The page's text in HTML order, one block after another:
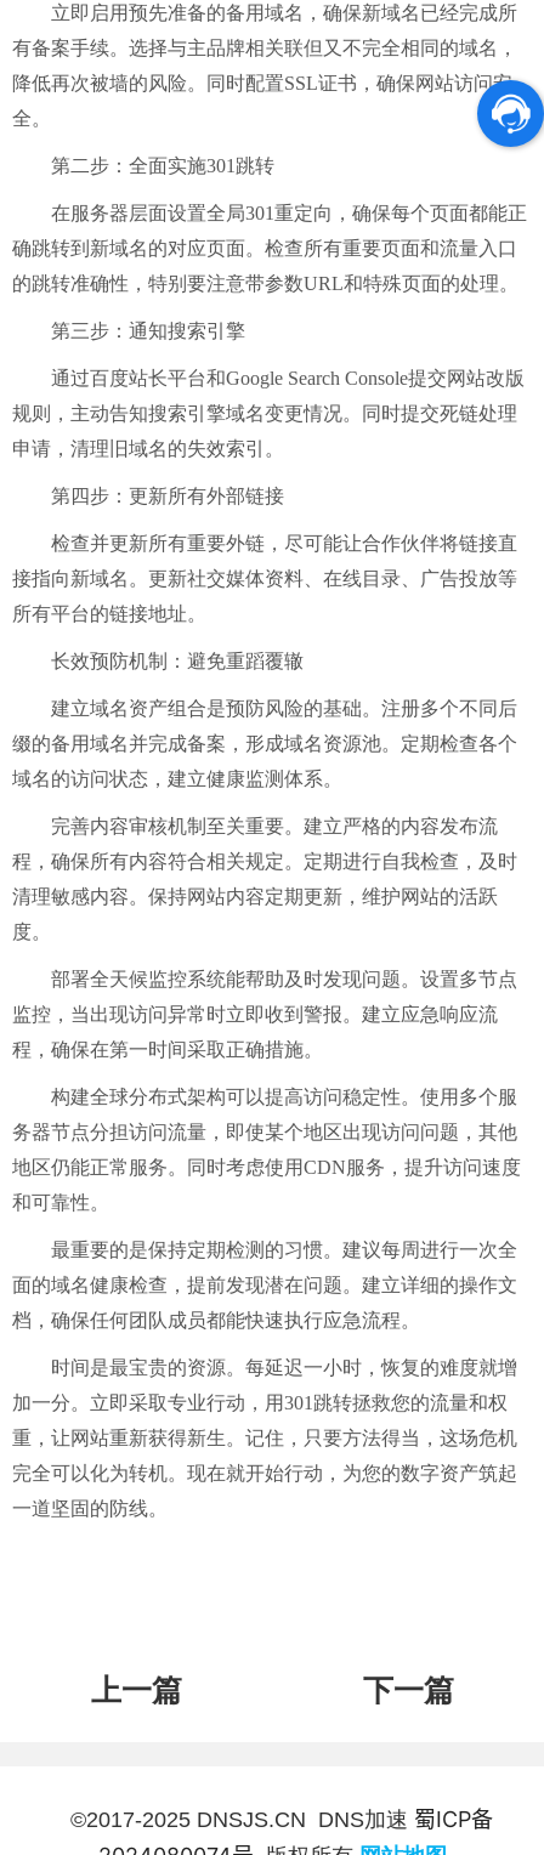
立即启用预先准备的备用域名，确保新域名已经完成所
有备案手续。选择与主品牌相关联但又不完全相同的域名，
降低再次被墙的风险。同时配置SSL证书，确保网站访问安
全。
第二步：全面实施301跳转
在服务器层面设置全局301重定向，确保每个页面都能正
确跳转到新域名的对应页面。检查所有重要页面和流量入口
的跳转准确性，特别要注意带参数URL和特殊页面的处理。
第三步：通知搜索引擎
通过百度站长平台和Google Search Console提交网站改版
规则，主动告知搜索引擎域名变更情况。同时提交死链处理
申请，清理旧域名的失效索引。
第四步：更新所有外部链接
检查并更新所有重要外链，尽可能让合作伙伴将链接直
接指向新域名。更新社交媒体资料、在线目录、广告投放等
所有平台的链接地址。
长效预防机制：避免重蹈覆辙
建立域名资产组合是预防风险的基础。注册多个不同后
缀的备用域名并完成备案，形成域名资源池。定期检查各个
域名的访问状态，建立健康监测体系。
完善内容审核机制至关重要。建立严格的内容发布流
程，确保所有内容符合相关规定。定期进行自我检查，及时
清理敏感内容。保持网站内容定期更新，维护网站的活跃
度。
部署全天候监控系统能帮助及时发现问题。设置多节点
监控，当出现访问异常时立即收到警报。建立应急响应流
程，确保在第一时间采取正确措施。
构建全球分布式架构可以提高访问稳定性。使用多个服
务器节点分担访问流量，即使某个地区出现访问问题，其他
地区仍能正常服务。同时考虑使用CDN服务，提升访问速度
和可靠性。
最重要的是保持定期检测的习惯。建议每周进行一次全
面的域名健康检查，提前发现潜在问题。建立详细的操作文
档，确保任何团队成员都能快速执行应急流程。
时间是最宝贵的资源。每延迟一小时，恢复的难度就增
加一分。立即采取专业行动，用301跳转拯救您的流量和权
重，让网站重新获得新生。记住，只要方法得当，这场危机
完全可以化为转机。现在就开始行动，为您的数字资产筑起
一道坚固的防线。
上一篇 下一篇
©2017-2025 DNSJS.CN DNS加速 蜀ICP备